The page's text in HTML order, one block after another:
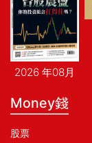
2026 年08月
Money錢
股票